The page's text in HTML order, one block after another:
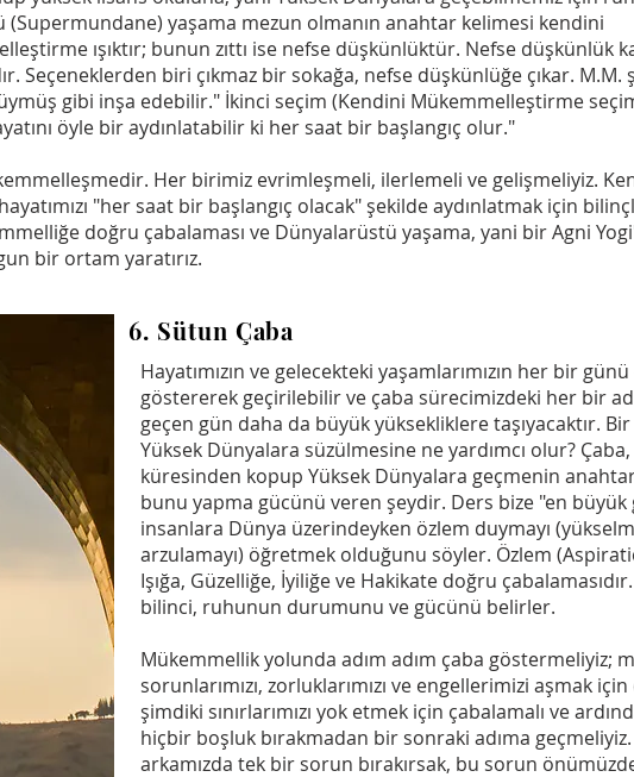
yaşama mezun olmanın anahtar kelimesi kendini
ışıktır; bunun zıttı ise nefse düşkünlüktür. Nefse düşkünlük
Seçeneklerden biri çıkmaz bir sokağa, nefse düşkünlüğe çıkar. M.M.
gibi inşa edebilir." İkinci seçim (Kendini Mükemmelleştirme
öyle bir aydınlatabilir ki her saat bir başlangıç olur."
Her birimiz evrimleşmeli, ilerlemeli ve gelişmeliyiz.
"her saat bir başlangıç olacak" şekilde aydınlatmak için
doğru çabalaması ve Dünyalarüstü yaşama, yani bir Agni
bir ortam yaratırız.
6. Sütun Çaba
Hayatımızın ve gelecekteki yaşamlarımızın her bir
göstererek geçirilebilir ve çaba sürecimizdeki her bir
geçen gün daha da büyük yüksekliklere taşıyacaktır. Bir
Yüksek Dünyalara süzülmesine ne yardımcı olur?
küresinden kopup Yüksek Dünyalara geçmenin
bunu yapma gücünü veren şeydir. Ders bize "en
insanlara Dünya üzerindeyken özlem duymayı
arzulamayı) öğretmek olduğunu söyler. Özlem
Işığa, Güzelliğe, İyiliğe ve Hakikate doğru
bilinci, ruhunun durumunu ve gücünü belirler.
Mükemmellik yolunda adım adım çaba göstermeliyiz;
sorunlarımızı, zorluklarımızı ve engellerimizi aşmak için
şimdiki sınırlarımızı yok etmek için çabalamalı ve
hiçbir boşluk bırakmadan bir sonraki adıma
arkamızda tek bir sorun bırakırsak, bu sorun